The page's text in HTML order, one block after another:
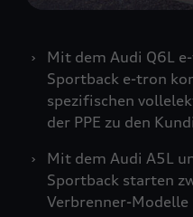
Mit dem Audi Q6L
Sportback e-tron
spezifischen
der PPE zu den
Mit dem Audi A5L
Sportback starten
Verbrenner-Modelle